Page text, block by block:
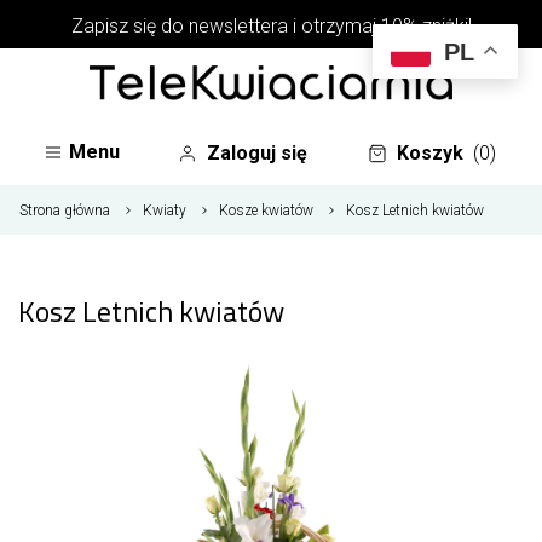
Zapisz się do newslettera i otrzymaj 10% zniżki!
Menu Zaloguj się Koszyk (0)
Strona główna Kwiaty Kosze kwiatów Kosz Letnich kwiatów
Kosz Letnich kwiatów
PL